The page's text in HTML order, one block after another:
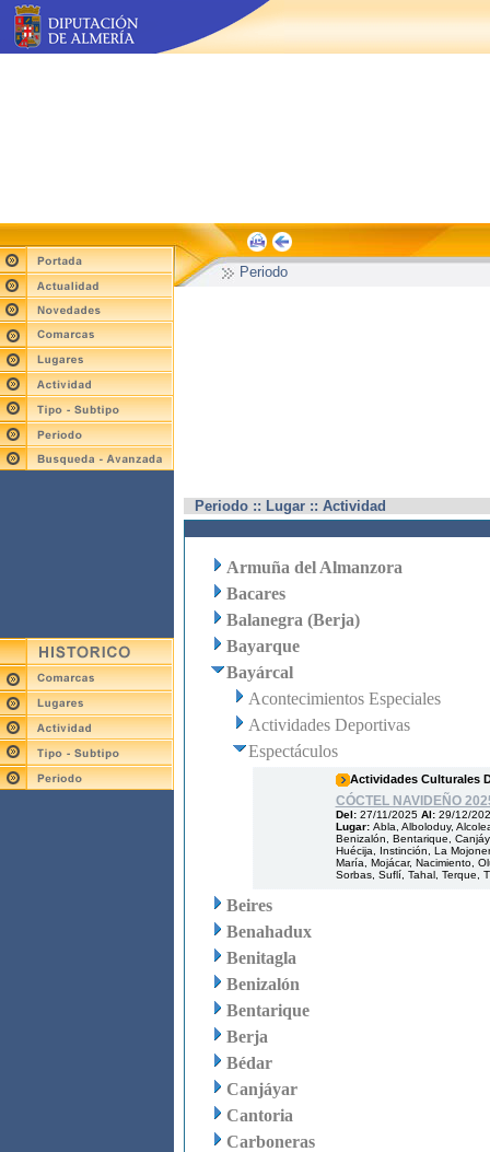
Periodo
Periodo :: Lugar :: Actividad
Armuña del Almanzora
Bacares
Balanegra (Berja)
Bayarque
Bayárcal
Acontecimientos Especiales
Actividades Deportivas
Espectáculos
Actividades Culturales
CÓCTEL NAVIDEÑO
Del: 27/11/2025 Al: 29/12/
Lugar: Abla, Alboloduy,
Benizalón, Bentarique,
Huécija, Instinción, La
María, Mojácar, Nacimiento,
Sorbas, Suflí, Tahal, Terque,
Beires
Benahadux
Benitagla
Benizalón
Bentarique
Berja
Bédar
Canjáyar
Cantoria
Carboneras